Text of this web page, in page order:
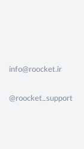
info@roocket.ir
@roocket_support